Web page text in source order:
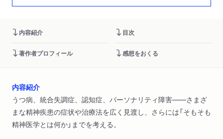
内容紹介 目次
著作者プロフィール 感想をおくる
内容紹介
うつ病、統合失調症、認知症、パーソナリティ障害――さまざ
まな精神疾患の症状や治療法を広く見渡し、さらには「そもそも
精神医学とは何か」までを考える。